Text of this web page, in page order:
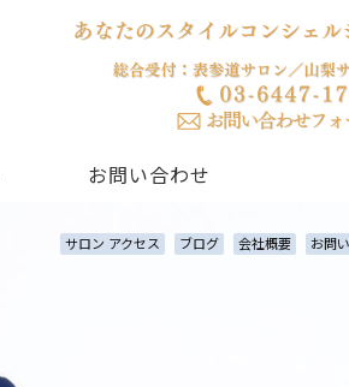
お問い合わせ
サロン アクセス ブログ 会社概要 お問